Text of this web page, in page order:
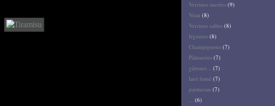
Verrines sucrées (9)
Veau (8)
Verrines salées (8)
légumes (8)
Champignons (7)
Pâtisseries (7)
gâteaux... (7)
lard fumé (7)
parmesan (7)
... (6)